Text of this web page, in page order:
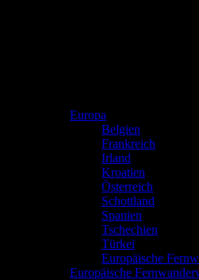
Europa
Belgien
Frankreich
Irland
Kroatien
Österreich
Schottland
Spanien
Tschechien
Türkei
Europäische
Europäische